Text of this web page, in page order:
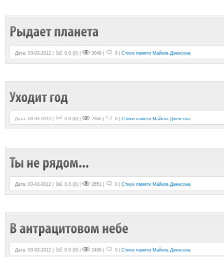
Дата: 03-03-2012 | 0.0 (0) | 3049 | 0 | Стихи памяти Майкла Джексона
Дата: 03-03-2012 | 0.0 (0) | 2366 | 0 | Стихи памяти Майкла Джексона
Дата: 03-03-2012 | 0.0 (0) | 2651 | 0 | Стихи памяти Майкла Джексона
Дата: 03-03-2012 | 0.0 (0) | 2496 | 0 | Стихи памяти Майкла Джексона